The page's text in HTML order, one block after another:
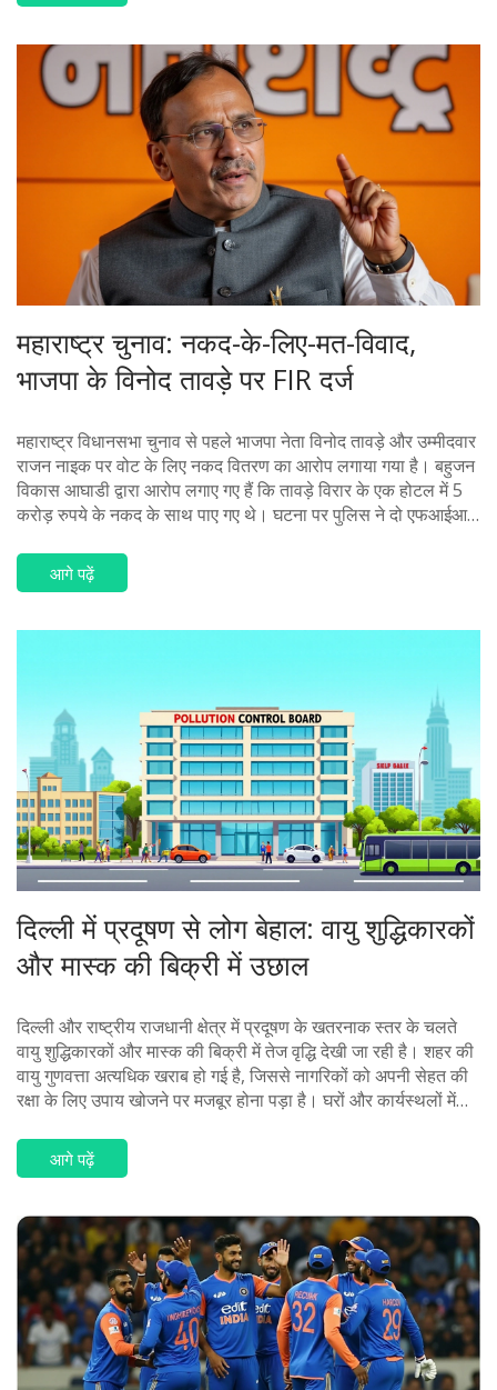
महाराष्ट्र चुनाव: नकद-के-लिए-मत-विवाद,
भाजपा के विनोद तावड़े पर FIR दर्ज
महाराष्ट्र विधानसभा चुनाव से पहले भाजपा नेता विनोद तावड़े और उम्मीदवार
राजन नाइक पर वोट के लिए नकद वितरण का आरोप लगाया गया है। बहुजन
विकास आघाडी द्वारा आरोप लगाए गए हैं कि तावड़े विरार के एक होटल में 5
करोड़ रुपये के नकद के साथ पाए गए थे। घटना पर पुलिस ने दो एफआईआर
किया और चुनाव आयोग से घटना की जांच की मांग की है।
आगे पढ़ें
दिल्ली में प्रदूषण से लोग बेहाल: वायु शुद्धिकारकों
और मास्क की बिक्री में उछाल
दिल्ली और राष्ट्रीय राजधानी क्षेत्र में प्रदूषण के खतरनाक स्तर के चलते
वायु शुद्धिकारकों और मास्क की बिक्री में तेज वृद्धि देखी जा रही है। शहर की
वायु गुणवत्ता अत्यधिक खराब हो गई है, जिससे नागरिकों को अपनी सेहत की
रक्षा के लिए उपाय खोजने पर मजबूर होना पड़ा है। घरों और कार्यस्थलों में
साथ, एन95 मास्क की मांग में भी तेजी आई है।
आगे पढ़ें